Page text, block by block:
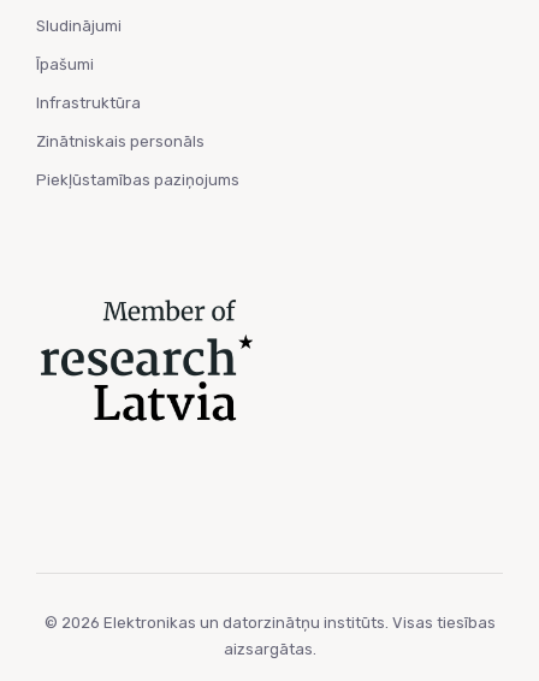
Sludinājumi
Īpašumi
Infrastruktūra
Zinātniskais personāls
Piekļūstamības paziņojums
© 2026 Elektronikas un datorzinātņu institūts. Visas tiesības
aizsargātas.